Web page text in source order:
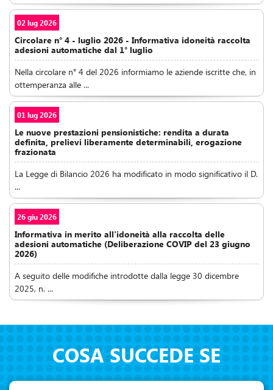
02 lug 2026
Circolare n° 4 - luglio 2026 - Informativa idoneità raccolta
adesioni automatiche dal 1° luglio
Nella circolare n° 4 del 2026 informiamo le aziende iscritte che, in
ottemperanza alle ...
01 lug 2026
Le nuove prestazioni pensionistiche: rendita a durata
definita, prelievi liberamente determinabili, erogazione
frazionata
La Legge di Bilancio 2026 ha modificato in modo significativo il D.
...
26 giu 2026
Informativa in merito all'idoneità alla raccolta delle
adesioni automatiche (Deliberazione COVIP del 23 giugno
2026)
A seguito delle modifiche introdotte dalla legge 30 dicembre
2025, n. ...
COSA SUCCEDE SE